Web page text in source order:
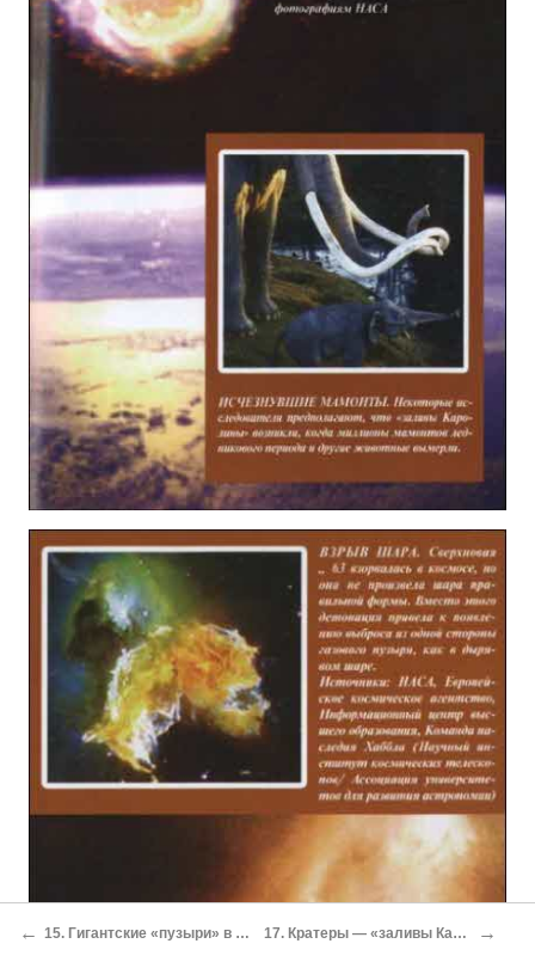
← 15. Гигантские «пузыри» в космосе 17. Кратеры — «заливы Каролины» →